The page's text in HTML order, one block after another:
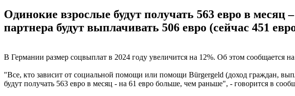
Одинокие взрослые будут получать 563 евро в
партнера будут выплачивать 506 евро (сейчас 451
В Германии размер соцвыплат в 2024 году увеличится на 12%. Об этом сообщается
"Все, кто зависит от социальной помощи или помощи Bürgergeld (доход граждан,
будут получать 563 евро в месяц - на 61 евро больше, чем раньше", - говорится в